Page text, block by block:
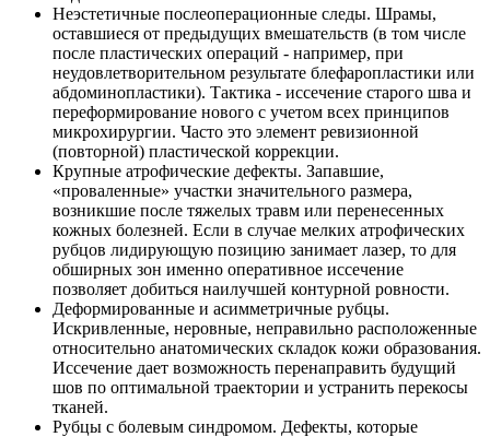
Неэстетичные послеоперационные следы. Шрамы,
оставшиеся от предыдущих вмешательств (в том числе
после пластических операций - например, при
неудовлетворительном результате блефаропластики или
абдоминопластики). Тактика - иссечение старого шва и
переформирование нового с учетом всех принципов
микрохирургии. Часто это элемент ревизионной
(повторной) пластической коррекции.
Крупные атрофические дефекты. Запавшие,
«проваленные» участки значительного размера,
возникшие после тяжелых травм или перенесенных
кожных болезней. Если в случае мелких атрофических
рубцов лидирующую позицию занимает лазер, то для
обширных зон именно оперативное иссечение
позволяет добиться наилучшей контурной ровности.
Деформированные и асимметричные рубцы.
Искривленные, неровные, неправильно расположенные
относительно анатомических складок кожи образования.
Иссечение дает возможность перенаправить будущий
шов по оптимальной траектории и устранить перекосы
тканей.
Рубцы с болевым синдромом. Дефекты, которые